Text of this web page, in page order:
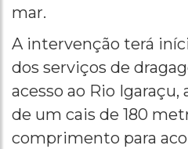
mar.
A intervenção terá
dos serviços de
acesso ao Rio
de um cais de 180
comprimento para